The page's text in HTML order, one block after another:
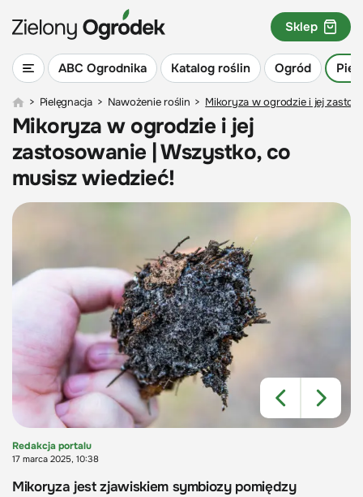
ABC Ogrodnika Katalog roślin Ogród
Sklep
> Pielęgnacja > Nawożenie roślin > Mikoryza w ogrodzie i jej
Mikoryza w ogrodzie i jej
zastosowanie | Wszystko, co
musisz wiedzieć!
Redakcja portalu
17 marca 2025, 10:38
Mikoryza jest zjawiskiem symbiozy pomiędzy